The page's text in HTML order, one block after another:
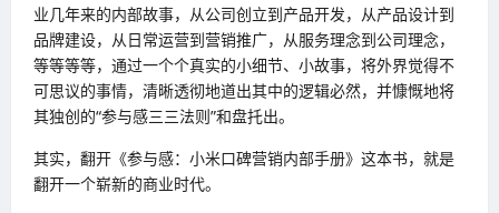
业几年来的内部故事，从公司创立到产品开发，从产品设计到
品牌建设，从日常运营到营销推广，从服务理念到公司理念，
等等等等，通过一个个真实的小细节、小故事，将外界觉得不
可思议的事情，清晰透彻地道出其中的逻辑必然，并慷慨地将
其独创的“参与感三三法则”和盘托出。
其实，翻开《参与感：小米口碑营销内部手册》这本书，就是
翻开一个崭新的商业时代。